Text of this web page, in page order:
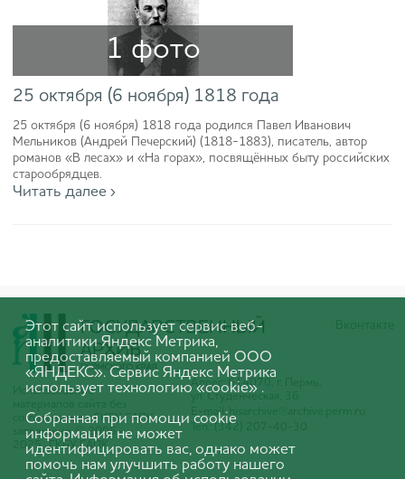
1 фото
25 октября (6 ноября) 1818 года
25 октября (6 ноября) 1818 года родился Павел Иванович
Мельников (Андрей Печерский) (1818-1883), писатель, автор
романов «В лесах» и «На горах», посвящённых быту российских
старообрядцев.
Читать далее ›
Адрес: 614070, г. Пермь,
ул. Студенческая, 36
E-mail:
Тел.: (342) 207-40-30
Использование
согласования с ГКБУ ГАПК
запрещено. © 2005-
2025 ГКБУ ГАПК
Этот сайт использует сервис веб-
аналитики Яндекс Метрика,
предоставляемый компанией ООО
«ЯНДЕКС». Сервис Яндекс Метрика
использует технологию «cookie» .
Собранная при помощи cookie
информация не может
идентифицировать вас, однако может
помочь нам улучшить работу нашего